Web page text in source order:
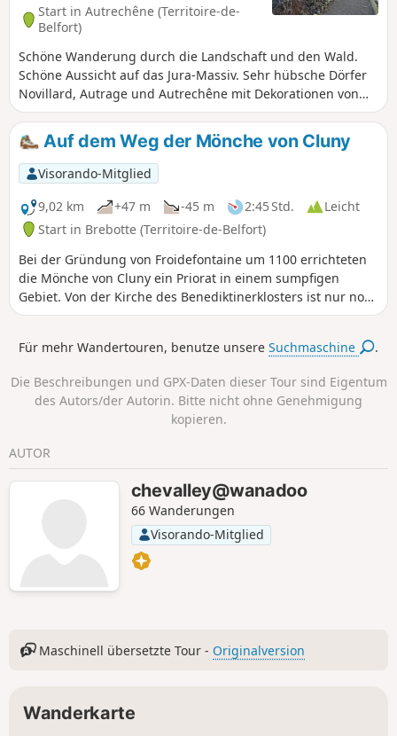
Start in Autrechêne (Territoire-de-
Belfort)
Schöne Wanderung durch die Landschaft und den Wald.
Schöne Aussicht auf das Jura-Massiv. Sehr hübsche Dörfer
Novillard, Autrage und Autrechêne mit Dekorationen von
Künstlern. Leicht erreichbar, etwa zehn Kilometer südöstlich
von Belfort. Diese Wanderung ist markiert.
Auf dem Weg der Mönche von Cluny
Visorando-Mitglied
9,02 km
+47 m -45 m 2:45 Std.
Leicht
Start in Brebotte (Territoire-de-Belfort)
Bei der Gründung von Froidefontaine um 1100 errichteten
die Mönche von Cluny ein Priorat in einem sumpfigen
Gebiet. Von der Kirche des Benediktinerklosters ist nur noch
die romanische Apsis aus dem 12. Jahrhundert erhalten.
Grabsteine zu beiden Seiten des Portals stammen aus dem
aufgrund seiner Größe bemerkenswert.
Für mehr Wandertouren, benutze unsereSuchmaschine .
Die Beschreibungen und GPX-Daten dieser Tour sind Eigentum
des Autors/der Autorin. Bitte nicht ohne Genehmigung
kopieren.
AUTOR
chevalley@wanadoo
66 Wanderungen
Visorando-Mitglied
Maschinell übersetzte Tour - Originalversion
Wanderkarte